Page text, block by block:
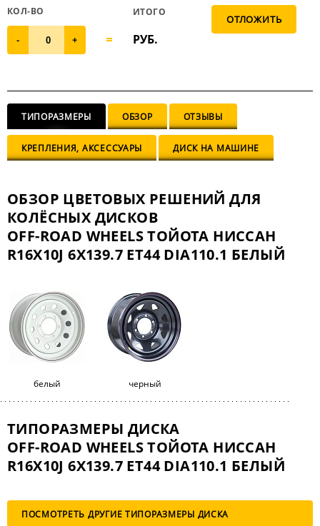
КОЛ-ВО
- +
ИТОГО
РУБ.
ТИПОРАЗМЕРЫ ОБЗОР ОТЗЫВЫ
КРЕПЛЕНИЯ, АКСЕССУАРЫ ДИСК НА МАШИНЕ
ОБЗОР ЦВЕТОВЫХ РЕШЕНИЙ ДЛЯ
КОЛЁСНЫХ ДИСКОВ
OFF-ROAD WHEELS ТОЙОТА НИССАН
R16X10J 6X139.7 ET44 DIA110.1 БЕЛЫЙ
белый черный
ТИПОРАЗМЕРЫ ДИСКА
OFF-ROAD WHEELS ТОЙОТА НИССАН
R16X10J 6X139.7 ET44 DIA110.1 БЕЛЫЙ
ПОСМОТРЕТЬ ДРУГИЕ ТИПОРАЗМЕРЫ ДИСКА